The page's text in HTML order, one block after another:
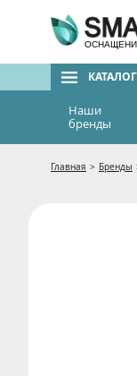
Наши
бренды
Главная > Бренды